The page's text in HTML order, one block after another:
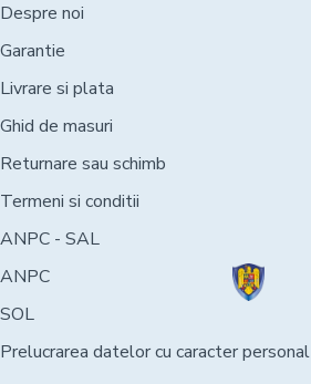
Despre noi
Garantie
Livrare si plata
Ghid de masuri
Returnare sau schimb
Termeni si conditii
ANPC - SAL
ANPC
SOL
Prelucrarea datelor cu caracter personal